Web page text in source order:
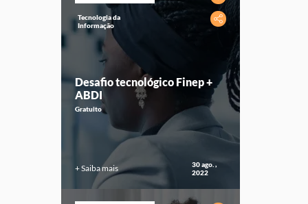
Tecnologia da
Informação
Desafio tecnológico Finep +
ABDI
Gratuito
+ Saiba mais
30 ago. ,
2022